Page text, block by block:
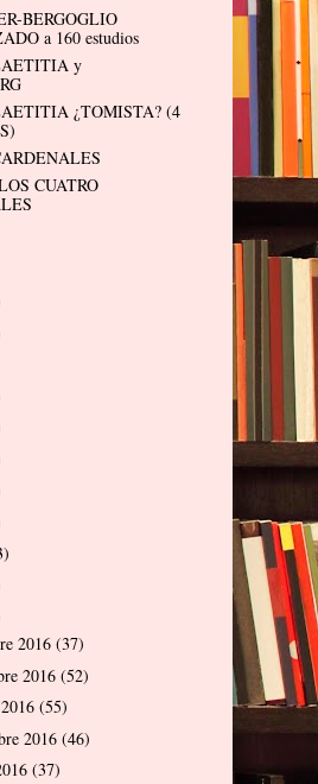
BERGOGLIO
a 160 estudios
y
¿TOMISTA? (4
CUATRO
2016 (37)
2016 (52)
(55)
2016 (46)
(37)